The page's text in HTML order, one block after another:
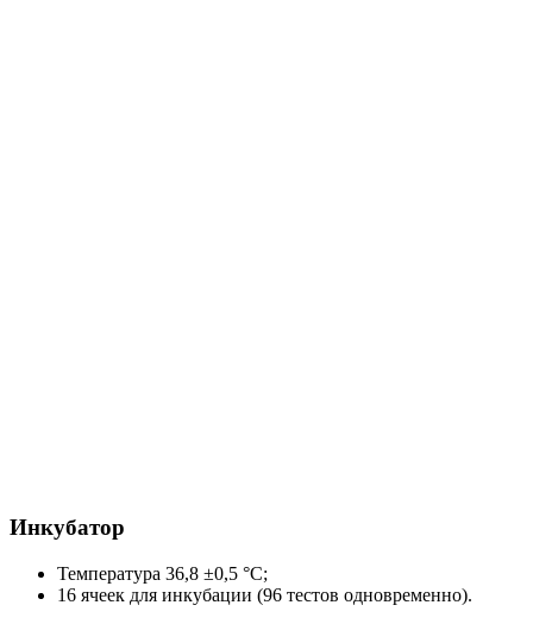
Инкубатор
Температура 36,8 ±0,5 °C;
16 ячеек для инкубации (96 тестов одновременно).